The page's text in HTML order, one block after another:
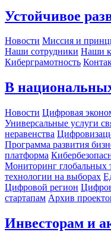
Устойчивое
Новости Миссия и
Наши сотрудники Наши
Киберграмотность
В
Новости Цифровая
Универсальные услуги
неравенства
Программа развития
платформа
Мониторинг глобальных
технологии на выборах
Цифровой регион
стартапам Архив
Инвесторам и